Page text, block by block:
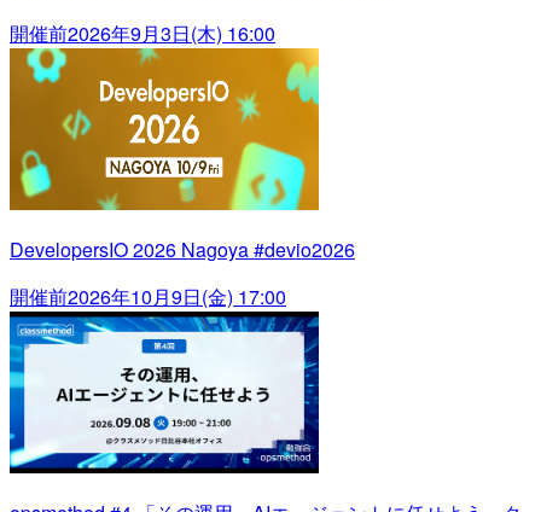
開催前2026年9月3日(木) 16:00
DevelopersIO 2026 Nagoya #devio2026
開催前2026年10月9日(金) 17:00